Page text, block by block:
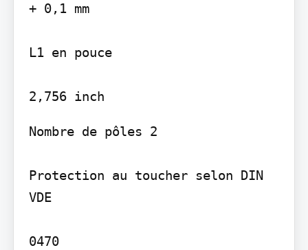
+ 0,1 mm
L1 en pouce
Nombre de pôles 2
Protection au toucher selon DIN
VDE
0470